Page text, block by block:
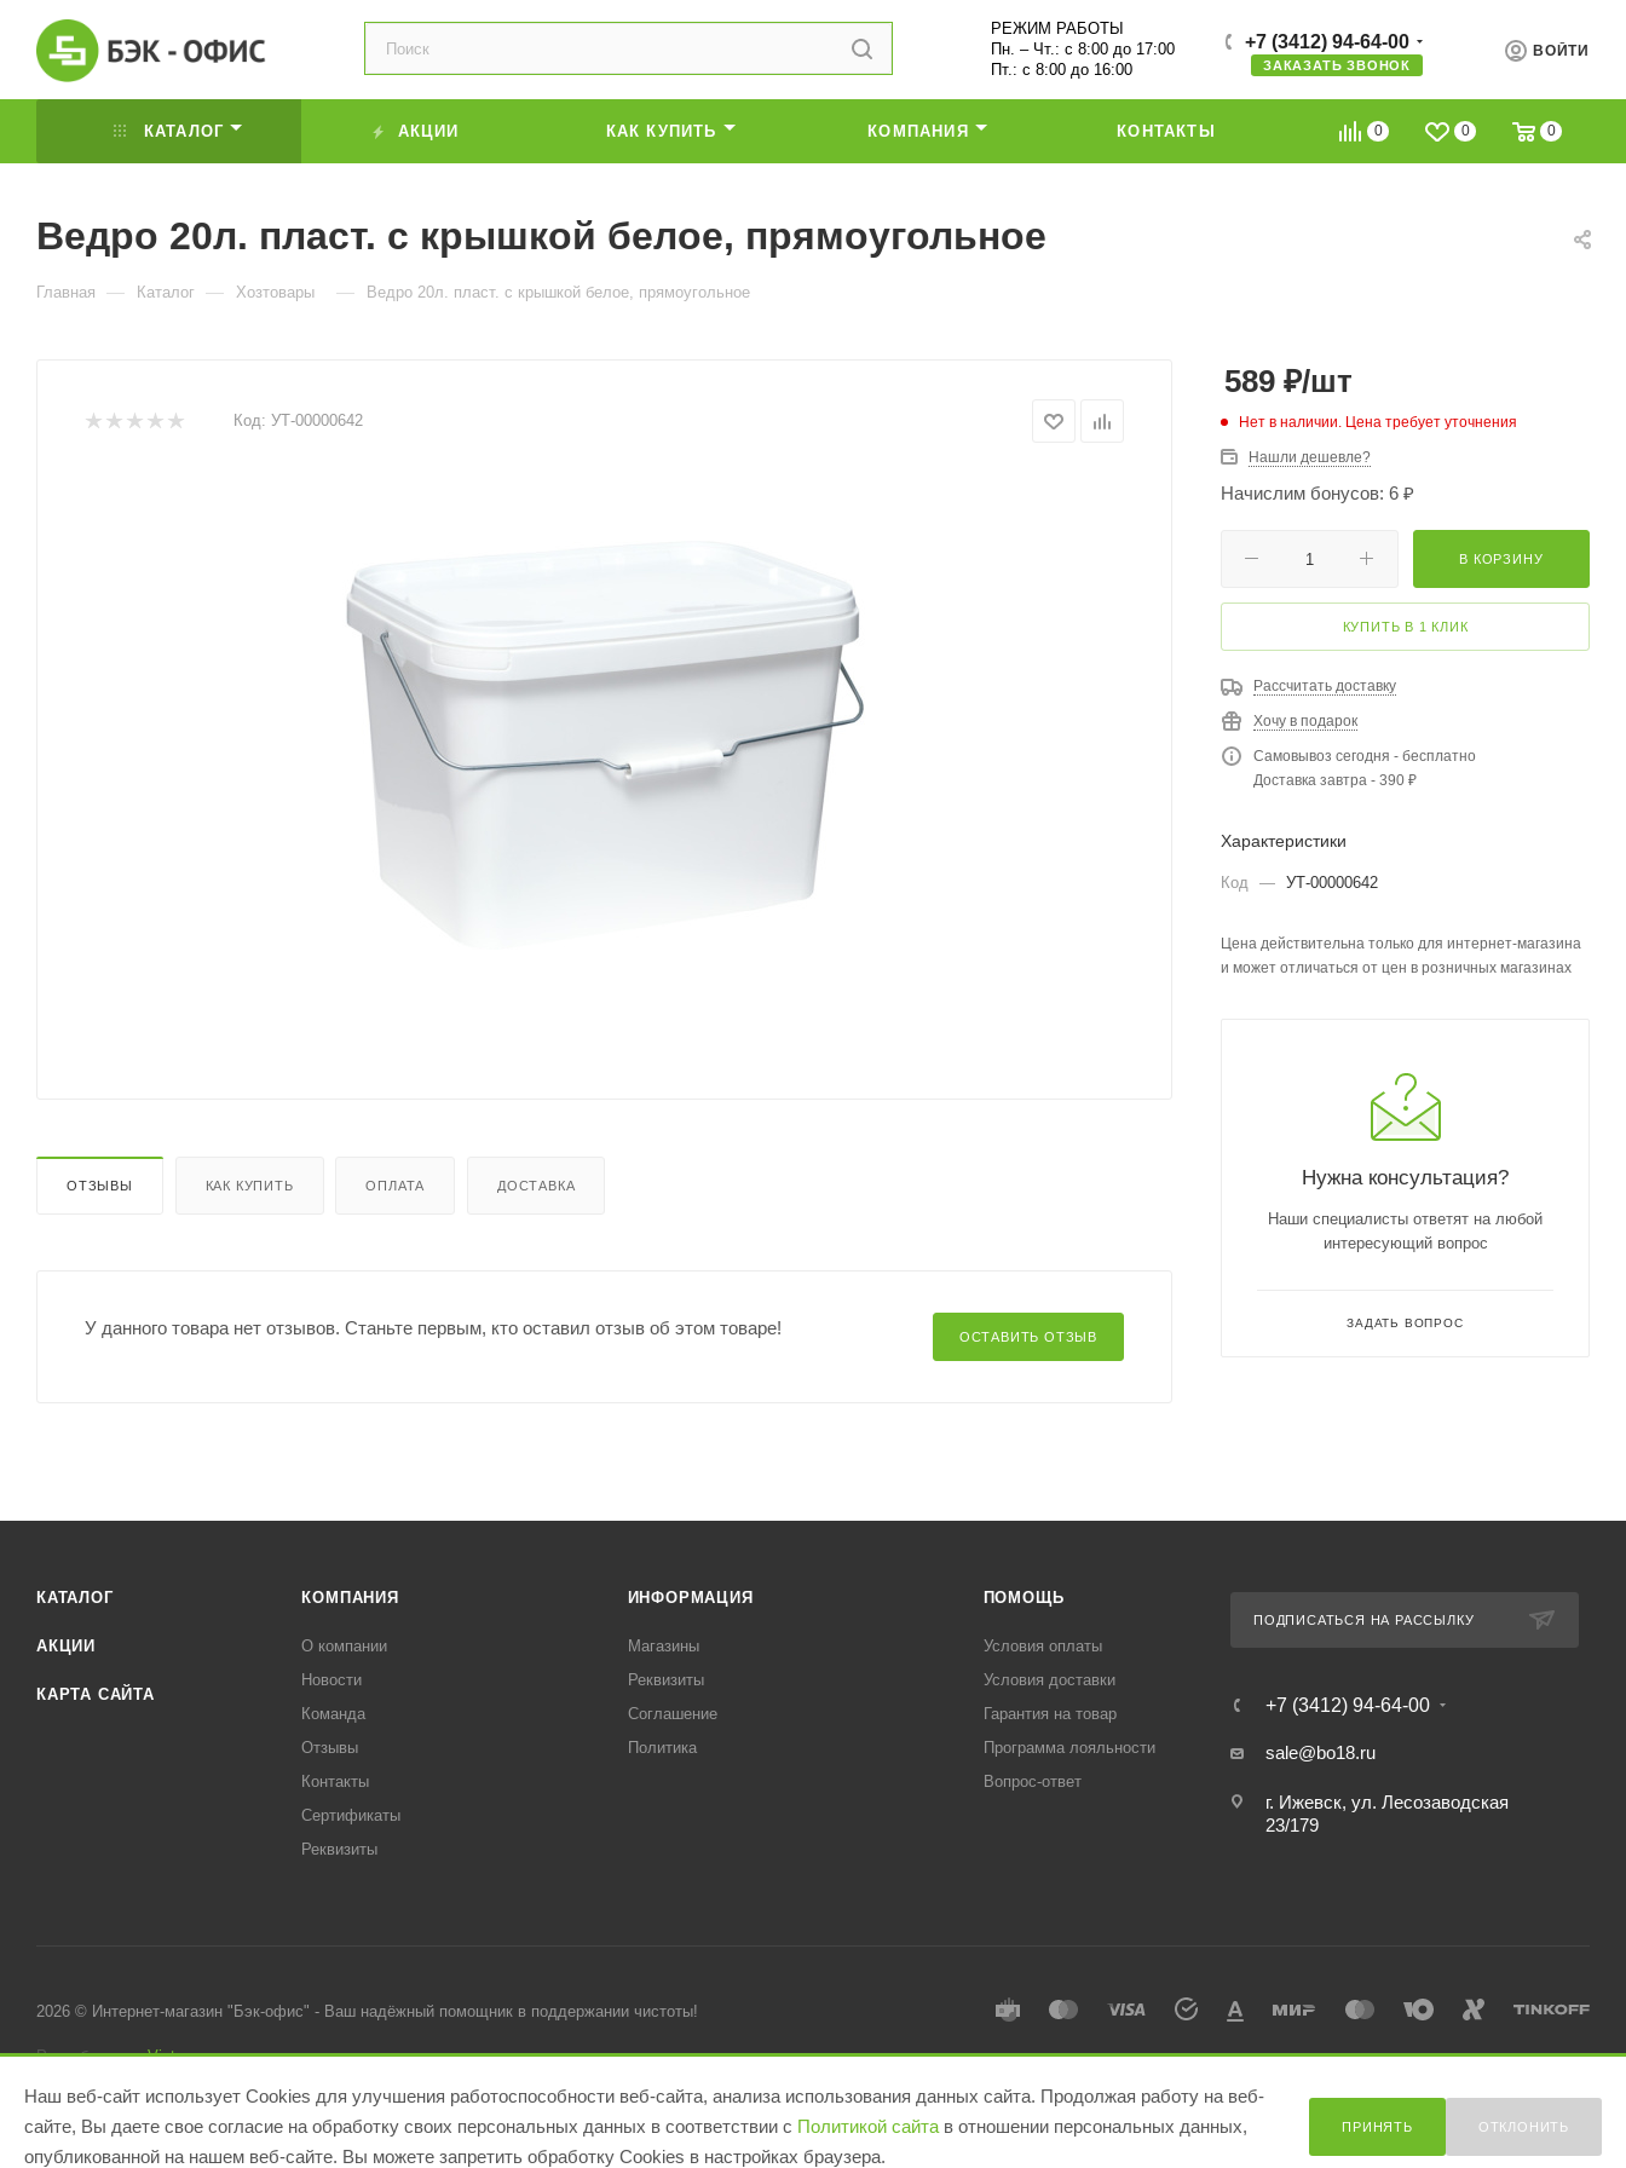
ВОЙТИ
РЕЖИМ РАБОТЫ
Пн. – Чт.: с 8:00 до 17:00
Пт.: с 8:00 до 16:00
+7 (3412) 94-64-00
ЗАКАЗАТЬ ЗВОНОК
0 0 0
КАТАЛОГ АКЦИИ КАК КУПИТЬ КОМПАНИЯ КОНТАКТЫ
Ведро 20л. пласт. с крышкой белое, прямоугольное
Главная — Каталог — Хозтовары — Ведро 20л. пласт. с крышкой белое, прямоугольное
Код: УТ-00000642
ОТЗЫВЫ КАК КУПИТЬ ОПЛАТА ДОСТАВКА
ОСТАВИТЬ ОТЗЫВ
У данного товара нет отзывов. Станьте первым, кто оставил отзыв об этом товаре!
589 ₽/шт
Нет в наличии. Цена требует уточнения
Нашли дешевле?
Начислим бонусов: 6 ₽
В КОРЗИНУ
КУПИТЬ В 1 КЛИК
Рассчитать доставку
Хочу в подарок
Самовывоз сегодня - бесплатно
Доставка завтра - 390 ₽
Характеристики
Код — УТ-00000642
Цена действительна только для интернет-магазина
и может отличаться от цен в розничных магазинах
Нужна консультация?
Наши специалисты ответят на любой
интересующий вопрос
ЗАДАТЬ ВОПРОС
КАТАЛОГ
АКЦИИ
КАРТА САЙТА
КОМПАНИЯ
О компании
Новости
Команда
Отзывы
Контакты
Сертификаты
Реквизиты
ИНФОРМАЦИЯ
Магазины
Реквизиты
Соглашение
Политика
ПОМОЩЬ
Условия оплаты
Условия доставки
Гарантия на товар
Программа лояльности
Вопрос-ответ
ПОДПИСАТЬСЯ НА РАССЫЛКУ
+7 (3412) 94-64-00
sale@bo18.ru
г. Ижевск, ул. Лесозаводская
23/179
2026 © Интернет-магазин "Бэк-офис" - Ваш надёжный помощник в поддержании чистоты!
Разработано вVictory
Наш веб-сайт использует Cookies для улучшения работоспособности веб-сайта, анализа использования данных сайта. Продолжая работу на веб-
сайте, Вы даете свое согласие на обработку своих персональных данных в соответствии с Политикой сайта в отношении персональных данных,
опубликованной на нашем веб-сайте. Вы можете запретить обработку Cookies в настройках браузера.
ПРИНЯТЬ ОТКЛОНИТЬ